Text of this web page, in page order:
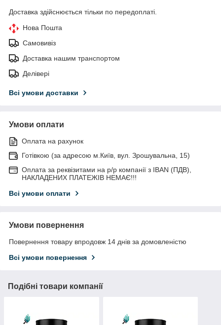
Доставка здійснюється тільки по передоплаті.
Нова Пошта
Самовивіз
Доставка нашим транспортом
Делівері
Всі умови доставки
Умови оплати
Оплата на рахунок
Готівкою (за адресою м.Київ, вул. Зрошувальна, 15)
Оплата за реквізитами на р/р компанії з IBAN (ПДВ),
НАКЛАДЕНИХ ПЛАТЕЖІВ НЕМАЄ!!!
Всі умови оплати
Умови повернення
Повернення товару впродовж 14 днів за домовленістю
Всі умови повернення
Подібні товари компанії